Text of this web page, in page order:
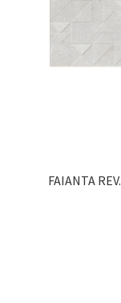
FAIANTA